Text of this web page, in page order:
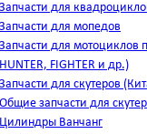
Запчасти для
Запчасти для мопедов
Запчасти для мотоциклов
HUNTER, FIGHTER и др.)
Запчасти для скутеров
Общие запчасти для
Цилиндры Ванчанг